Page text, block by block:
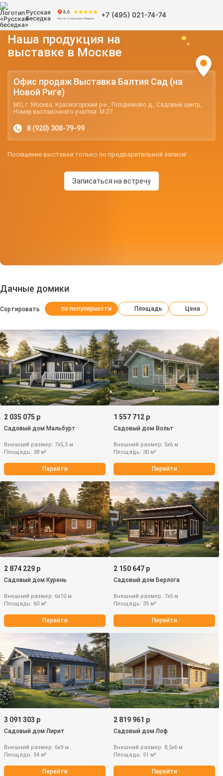
Русская
беседка
+7 (495) 021-74-74
Наша продукция на
выставке в Москве
Офис продаж Выставка Балтия Сад (на
Новой Риге)
МО, г. Москва, Красногорский р-н., Поздняково д., Садовый центр,
Номер выставочного участка: М-27
8 (920) 308-79-99
Посещение выставки только по предварительной записи!
Записаться на встречу
Дачные домики
Сортировать по популярности Площадь Цена
2 035 075 р
Садовый дом Мальбурт
Внешний размер: 7х5,5 м
Площадь: 38 м²
Перейти
1 557 712 р
Садовый дом Вольт
Внешний размер: 5х6 м
Площадь: 30 м²
Перейти
2 874 229 р
Садовый дом Курень
Внешний размер: 6х10 м
Площадь: 60 м²
Перейти
2 150 647 р
Садовый дом Берлога
Внешний размер: 7х5 м
Площадь: 35 м²
Перейти
3 091 303 р
Садовый дом Лирит
Внешний размер: 6х9 м
Площадь: 54 м²
Перейти
2 819 961 р
Садовый дом Лоф
Внешний размер: 8,5х6 м
Площадь: 51 м²
Перейти